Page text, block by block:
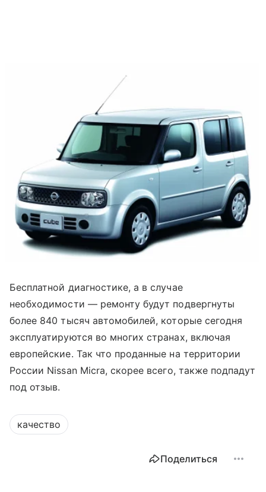
Бесплатной диагностике, а в случае
необходимости — ремонту будут подвергнуты
более 840 тысяч автомобилей, которые сегодня
эксплуатируются во многих странах, включая
европейские. Так что проданные на территории
России Nissan Micra, скорее всего, также подпадут
под отзыв.
качество
Поделиться